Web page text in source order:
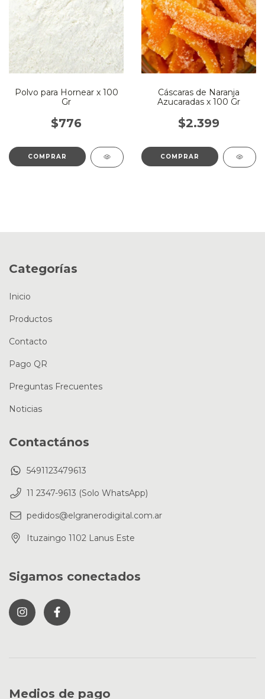
Polvo para Hornear x 100
Gr
$776
Cáscaras de Naranja
Azucaradas x 100 Gr
$2.399
Categorías
Inicio
Productos
Contacto
Pago QR
Preguntas Frecuentes
Noticias
Contactános
5491123479613
11 2347-9613 (Solo WhatsApp)
pedidos@elgranerodigital.com.ar
Ituzaingo 1102 Lanus Este
Sigamos conectados
Medios de pago